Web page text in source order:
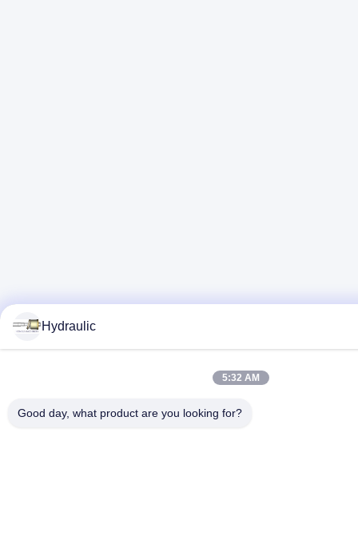
Hydraulic
5:32 AM
Good day, what product are you looking for?